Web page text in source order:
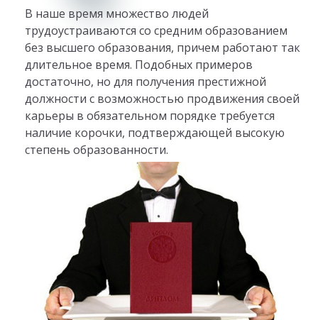
В наше время множество людей
трудоустраиваются со средним образованием
без высшего образования, причем работают так
длительное время. Подобных примеров
достаточно, но для получения престижной
должности с возможностью продвижения своей
карьеры в обязательном порядке требуется
наличие корочки, подтверждающей высокую
степень образованности.